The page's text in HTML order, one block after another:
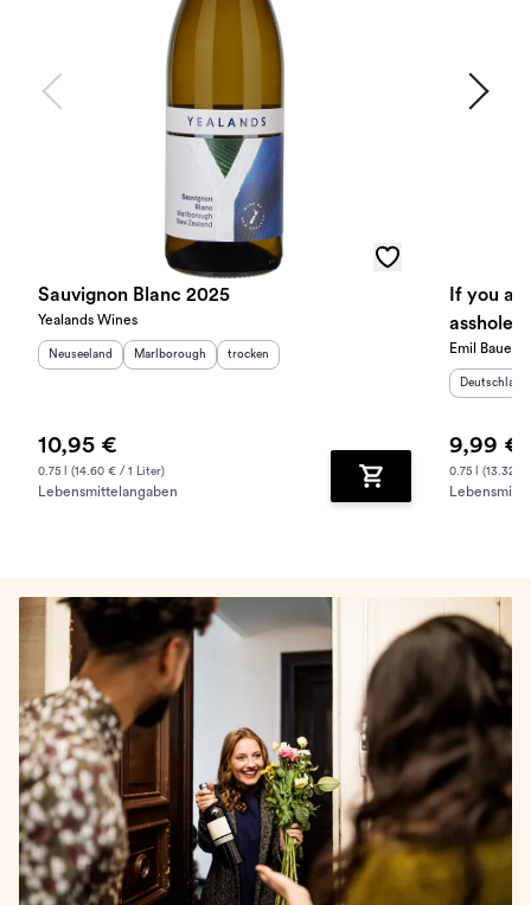
Sauvignon Blanc 2025
Yealands Wines
Herkunftsland
Neuseeland Herkunftsregion
Marlborough Geschmack
trocken
10,95 €
0.75 l (14.60 € / 1 Liter)
Lebensmittelangaben Zum Warenkorb
If you
asshole
trocken
Emil Bauer
Deutschland
9,99 €
0.75 l (13.32 €